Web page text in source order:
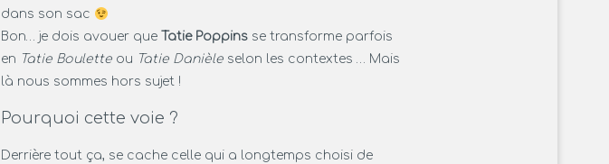
dans son sac
Bon… je dois avouer que Tatie Poppins se transforme parfois
en Tatie Boulette ou Tatie Danièle selon les contextes … Mais
là nous sommes hors sujet !
Pourquoi cette voie ?
Derrière tout ça, se cache celle qui a longtemps choisi de